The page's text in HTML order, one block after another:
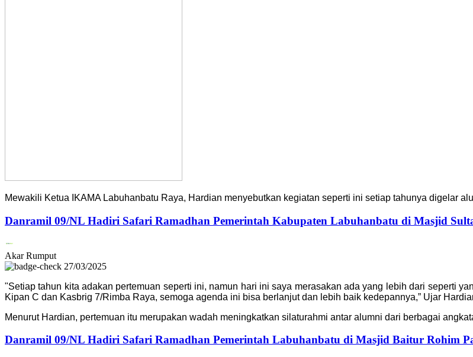
Mewakili Ketua IKAMA Labuhanbatu Raya, Hardian menyebutkan kegiatan seperti ini setiap tahunya digelar
Danramil 09/NL Hadiri Safari Ramadhan Pemerintah Kabupaten Labuhanbatu di Masjid
Akar Rumput
27/03/2025
"Setiap tahun kita adakan pertemuan seperti ini, namun hari ini saya merasakan ada yang lebih dari seperti
Kipan C dan Kasbrig 7/Rimba Raya, semoga agenda ini bisa berlanjut dan lebih baik kedepannya,” Ujar
Menurut Hardian, pertemuan itu merupakan wadah meningkatkan silaturahmi antar alumni dari berbagai
Danramil 09/NL Hadiri Safari Ramadhan Pemerintah Labuhanbatu di Masjid Baitur Rohim